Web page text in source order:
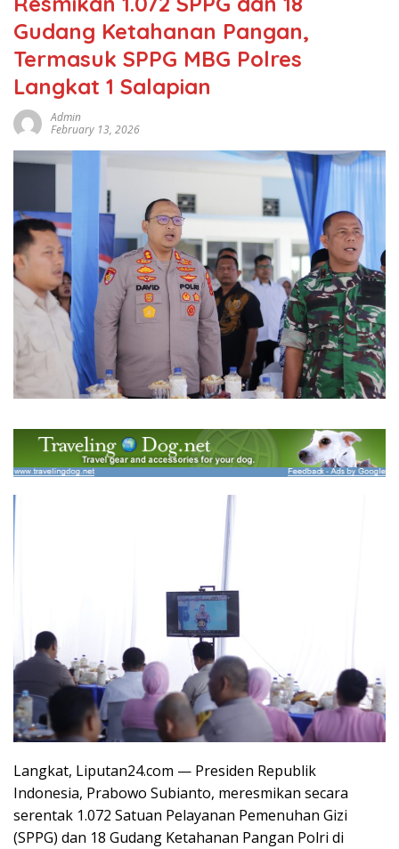
Gudang Ketahanan Pangan,
Termasuk SPPG MBG Polres
Langkat 1 Salapian
Admin
February 13, 2026
Langkat, Liputan24.com — Presiden Republik
Indonesia, Prabowo Subianto, meresmikan secara
serentak 1.072 Satuan Pelayanan Pemenuhan Gizi
(SPPG) dan 18 Gudang Ketahanan Pangan Polri di